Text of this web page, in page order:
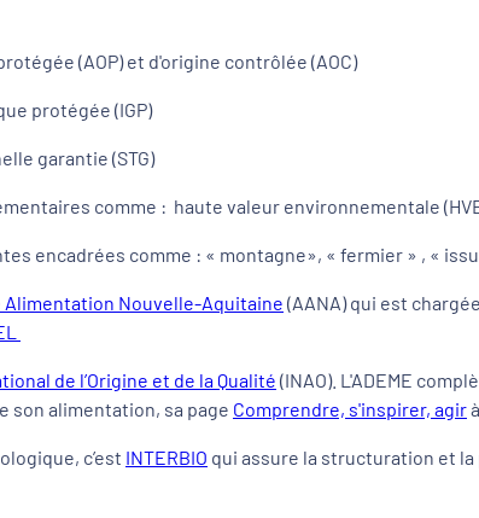
(AOP) et d'origine contrôlée (AOC)
protégée (IGP)
garantie (STG)
comme : haute valeur environnementale
encadrées comme : « montagne», « fermier » , «
Alimentation Nouvelle-Aquitaine (AANA) qui est
de l’Origine et de la Qualité (INAO). L'ADEME
son alimentation, sa page Comprendre, s'inspirer, agir
c’est INTERBIO qui assure la structuration et